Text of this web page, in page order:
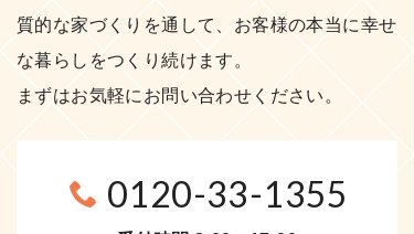
質的な家づくりを通して、お客様の本当に幸せ
な暮らしをつくり続けます。
まずはお気軽にお問い合わせください。
0120-33-1355